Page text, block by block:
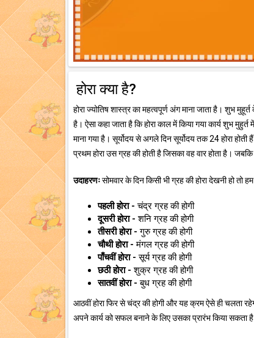
होरा क्या है?
होरा ज्योतिष शास्त्र का महत्वपूर्ण अंग माना जाता है। शुभ
है। ऐसा कहा जाता है कि होरा काल में किया गया कार्य शुभ मुहुर्त
माना गया है। सूर्योदय से अगले दिन सूर्योदय तक 24 होरा
प्रथम होरा उस ग्रह की होती है जिसका वह वार होता है।
उदाहरणःसोमवार के दिन किसी भी ग्रह की होरा देखनी हो तो
पहली होरा -चंद्र ग्रह की होगी
दूसरी होरा -शनि ग्रह की होगी
तीसरी होरा -गुरु ग्रह की होगी
चौथी होरा -मंगल ग्रह की होगी
पाँचवीं होरा -सूर्य ग्रह की होगी
छठी होरा -शुक्र ग्रह की होगी
सातवीं होरा -बुध ग्रह की होगी
आठवीं होरा फिर से चंद्र की होगी और यह क्रम ऐसे ही चलता
अपने कार्य को सफल बनाने के लिए उसका प्रारंभ किया सकता